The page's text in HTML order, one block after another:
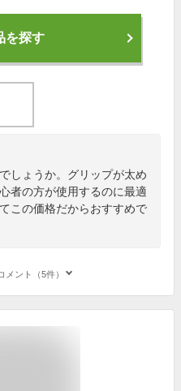
を探す
しょうか。グリップが太め
者の方が使用するのに最適
この価格だからおすすめで
メント（5件）